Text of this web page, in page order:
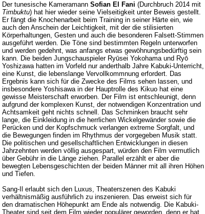
Der tunesische Kameramann Sofian El Fani (Durchbruch 2014 mit
Timbuktu) hat hier wieder seine Vielseitigkeit unter Beweis gestellt.
Er fängt die Knochenarbeit beim Training in seiner Härte ein, wie
auch den Anschein der Leichtigkeit, mit der die stilisierten
Körperhaltungen, Gesten und auch die besonderen Falsett-Stimmen
ausgeführt werden. Die Töne sind bestimmten Regeln unterworfen
und werden gedehnt, was anfangs etwas gewöhnungsbedürftig sein
kann. Die beiden Jungschauspieler Ryūsei Yokohama und Ryō
Yoshizawa hatten im Vorfeld nur anderthalb Jahre Kabuki-Unterricht,
eine Kunst, die lebenslange Vervollkommnung erfordert. Das
Ergebnis kann sich für die Zwecke des Films sehen lassen, und
insbesondere Yoshisawa in der Hauptrolle des Kikuo hat eine
gewisse Meisterschaft erworben. Der Film ist entschleunigt, denn
aufgrund der komplexen Kunst, der notwendigen Konzentration und
Achtsamkeit geht nichts schnell. Das Schminken braucht sehr
lange, die Einkleidung in die herrlichen Wickelgewänder sowie die
Perücken und der Kopfschmuck verlangen extreme Sorgfalt, und
die Bewegungen finden im Rhythmus der vorgegeben Musik statt.
Die politischen und gesellschaftlichen Entwicklungen in diesen
Jahrzehnten werden völlig ausgespart, würden den Film vermutlich
über Gebühr in die Länge ziehen. Parallel erzählt er aber die
bewegten Lebensgeschichten der beiden Männer mit all ihren Höhen
und Tiefen.
Sang-Il erlaubt sich den Luxus, Theaterszenen des Kabuki
verhältnismäßig ausführlich zu inszenieren. Das erweist sich für
den dramatischen Höhepunkt am Ende als notwendig. Die Kabuki-
Theater sind seit dem Film wieder populärer geworden, denn er hat